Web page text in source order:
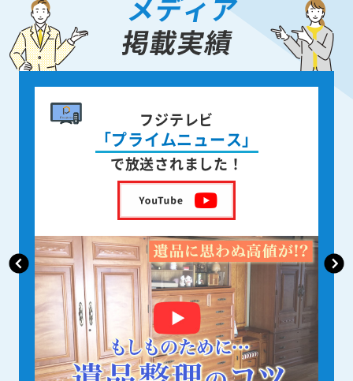
メディア
掲載実績
亡くなった後の遺品整理
を出版しました！